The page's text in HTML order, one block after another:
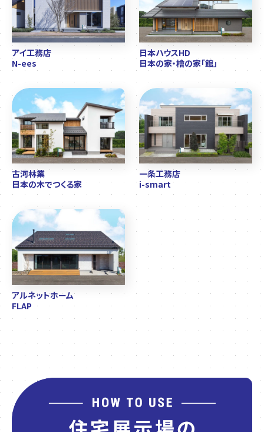
アイ工務店
N-ees
日本ハウスHD
日本の家・檜の家「館」
古河林業
日本の木でつくる家
一条工務店
i-smart
アルネットホーム
FLAP